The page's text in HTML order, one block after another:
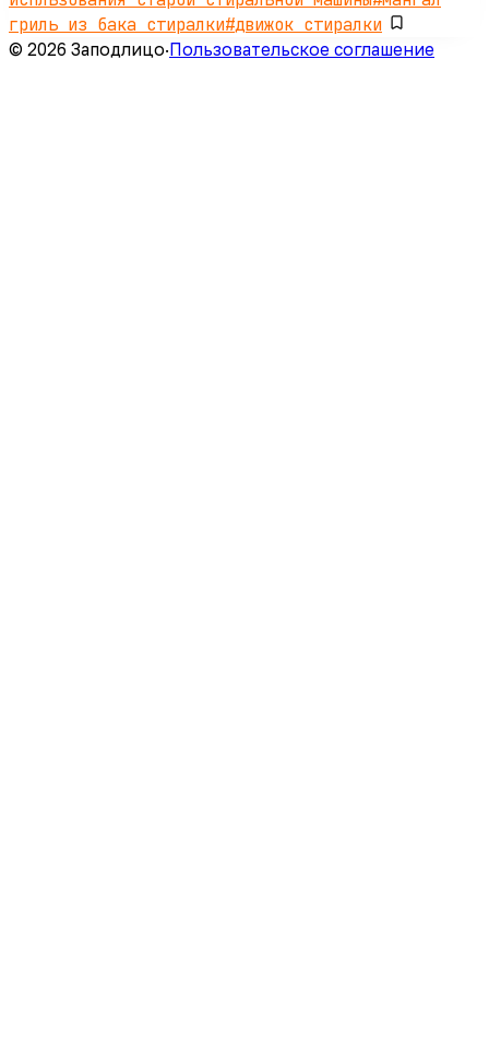
гриль из бака стиралки#движок стиралки
© 2026 Заподлицо· Пользовательское соглашение